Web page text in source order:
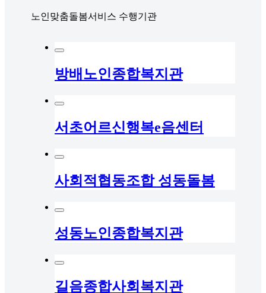
노인맞춤돌봄서비스 수행기관
방배노인종합복지관
서초어르신행복e음센터
사회적협동조합 성동돌봄
성동노인종합복지관
길음종합사회복지관